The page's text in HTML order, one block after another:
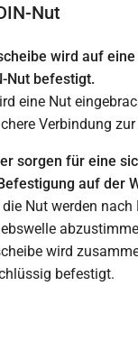
Nut
wird auf
Nut befestigt.
eine Nut
Verbindung
sorgen für eine
auf der
Nut werden
wird
befestigt.